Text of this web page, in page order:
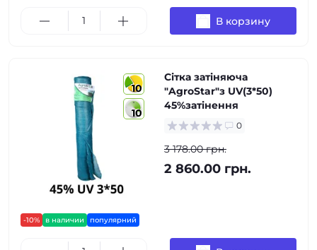
В корзину
10
10
-10% в наличии популярний
Сітка затіняюча
"AgroStar"з UV(3*50)
45%затінення
0
3 178.00 грн.
2 860.00 грн.